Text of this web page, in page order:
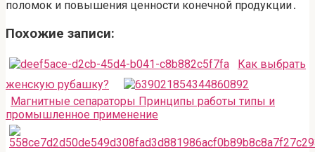
поломок и повышения ценности конечной продукции․
Похожие записи:
Как выбрать
женскую рубашку?
Магнитные сепараторы Принципы работы типы и
промышленное применение